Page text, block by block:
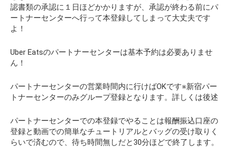
認書類の承認に１日ほどかかりますが、承認が終わる前にパ
ートナーセンターへ行って本登録してしまって大丈夫です
よ！
Uber Eatsのパートナーセンターは基本予約は必要ありませ
ん！
パートナーセンターの営業時間内に行けばOKです※新宿パー
トナーセンターのみグループ登録となります。詳しくは後述
パートナーセンターでの本登録でやることは報酬振込口座の
登録と動画での簡単なチュートリアルとバッグの受け取りく
らいで済むので、待ち時間無しだと30分ほどで終了します。